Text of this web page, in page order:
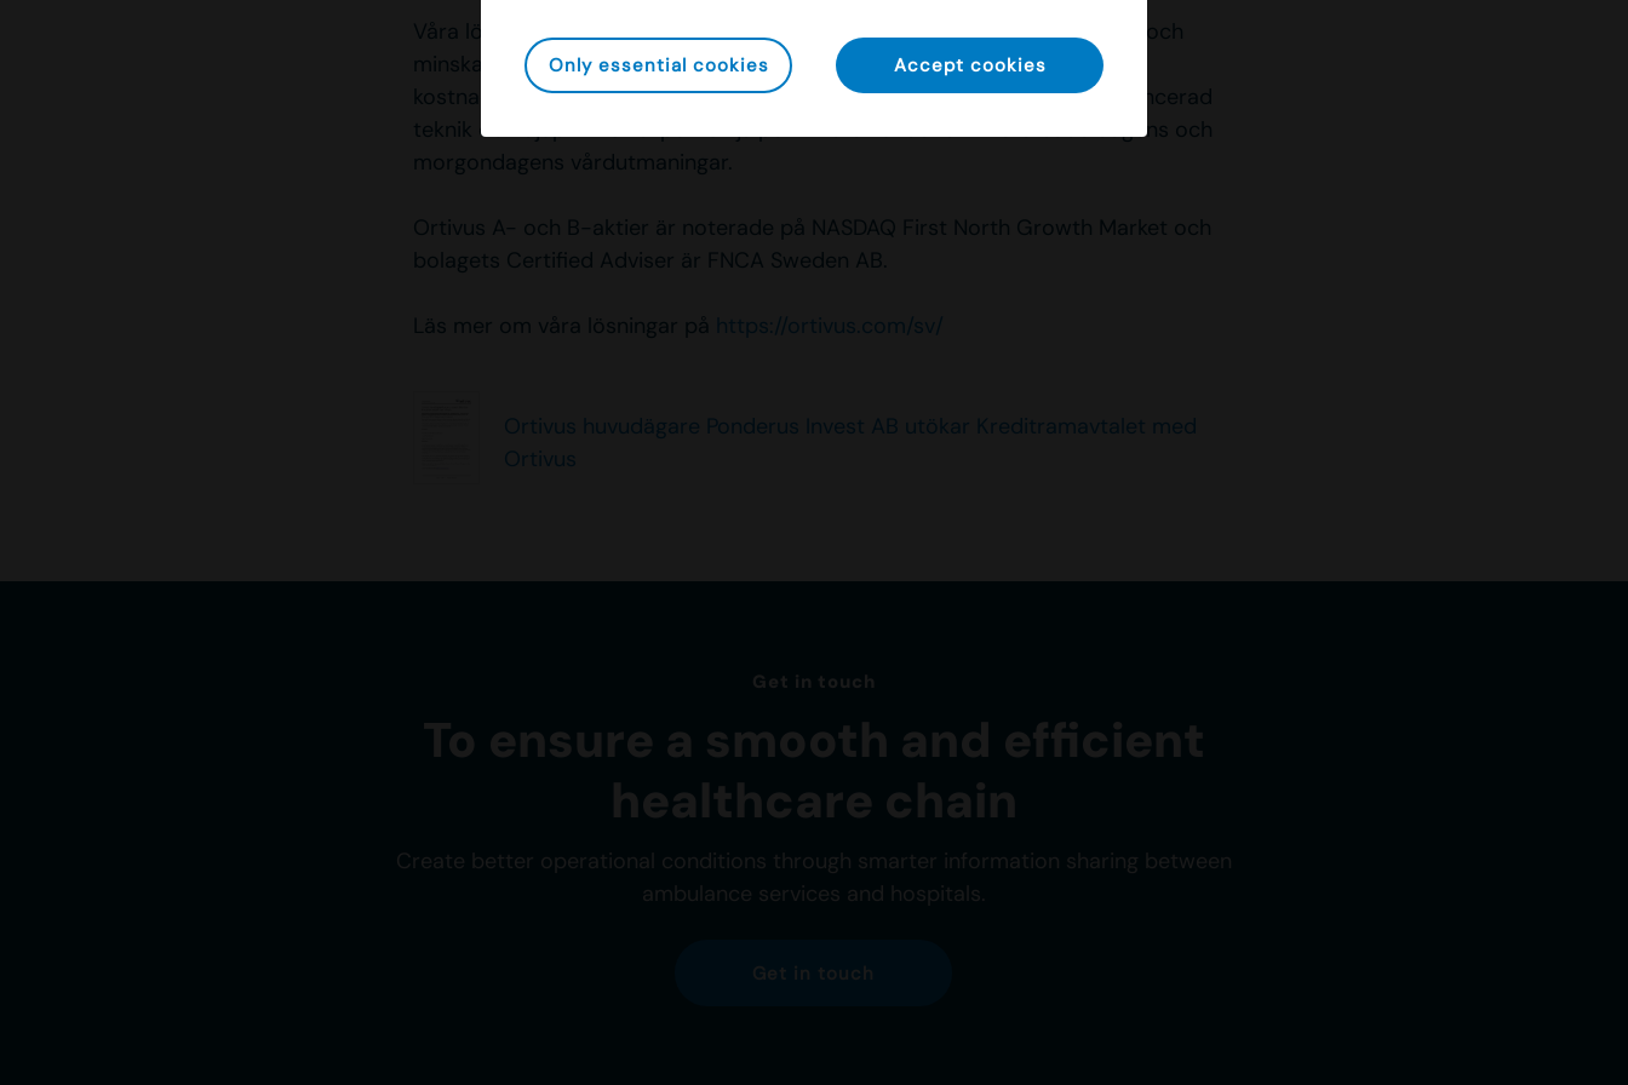
Våra lösningar frigör tid för vårdpersonal, optimerar resursanvändningen och
minskar behovet av onödiga transporter, vilket resulterar i en mer
kostnadseffektiv och patientfokuserad vård. Med vår kombination av avancerad
teknik och djup klinisk expertis hjälper vi våra kunder att möta både dagens och
morgondagens vårdutmaningar.
Ortivus A- och B-aktier är noterade på NASDAQ First North Growth Market och
bolagets Certified Adviser är FNCA Sweden AB.
Läs mer om våra lösningar på https://ortivus.com/sv/
Ortivus huvudägare Ponderus Invest AB utökar Kreditramavtalet med
Ortivus
Get in touch
To ensure a smooth and efficient
healthcare chain
Create better operational conditions through smarter information sharing between
ambulance services and hospitals.
Get in touch
Only essential cookies Accept cookies